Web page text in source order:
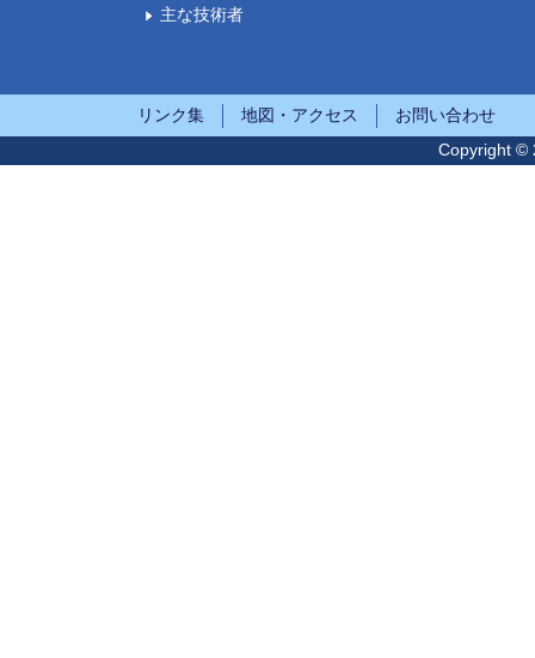
主な技術者
リンク集 地図・アクセス
お問い合わせ
Copyright ©